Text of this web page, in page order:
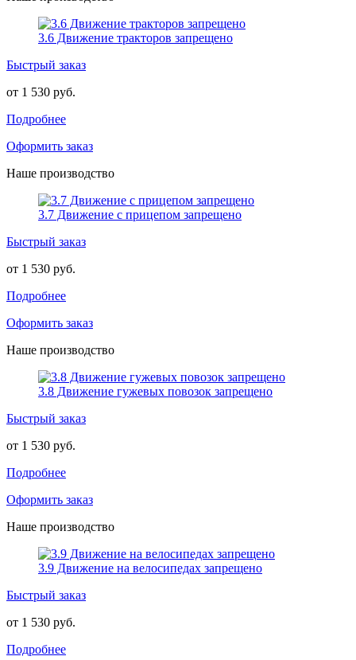
3.6 Движение тракторов запрещено
Быстрый заказ
от 1 530 руб.
Подробнее
Оформить заказ
Наше производство
3.7 Движение с прицепом запрещено
Быстрый заказ
от 1 530 руб.
Подробнее
Оформить заказ
Наше производство
3.8 Движение гужевых повозок запрещено
Быстрый заказ
от 1 530 руб.
Подробнее
Оформить заказ
Наше производство
3.9 Движение на велосипедах запрещено
Быстрый заказ
от 1 530 руб.
Подробнее